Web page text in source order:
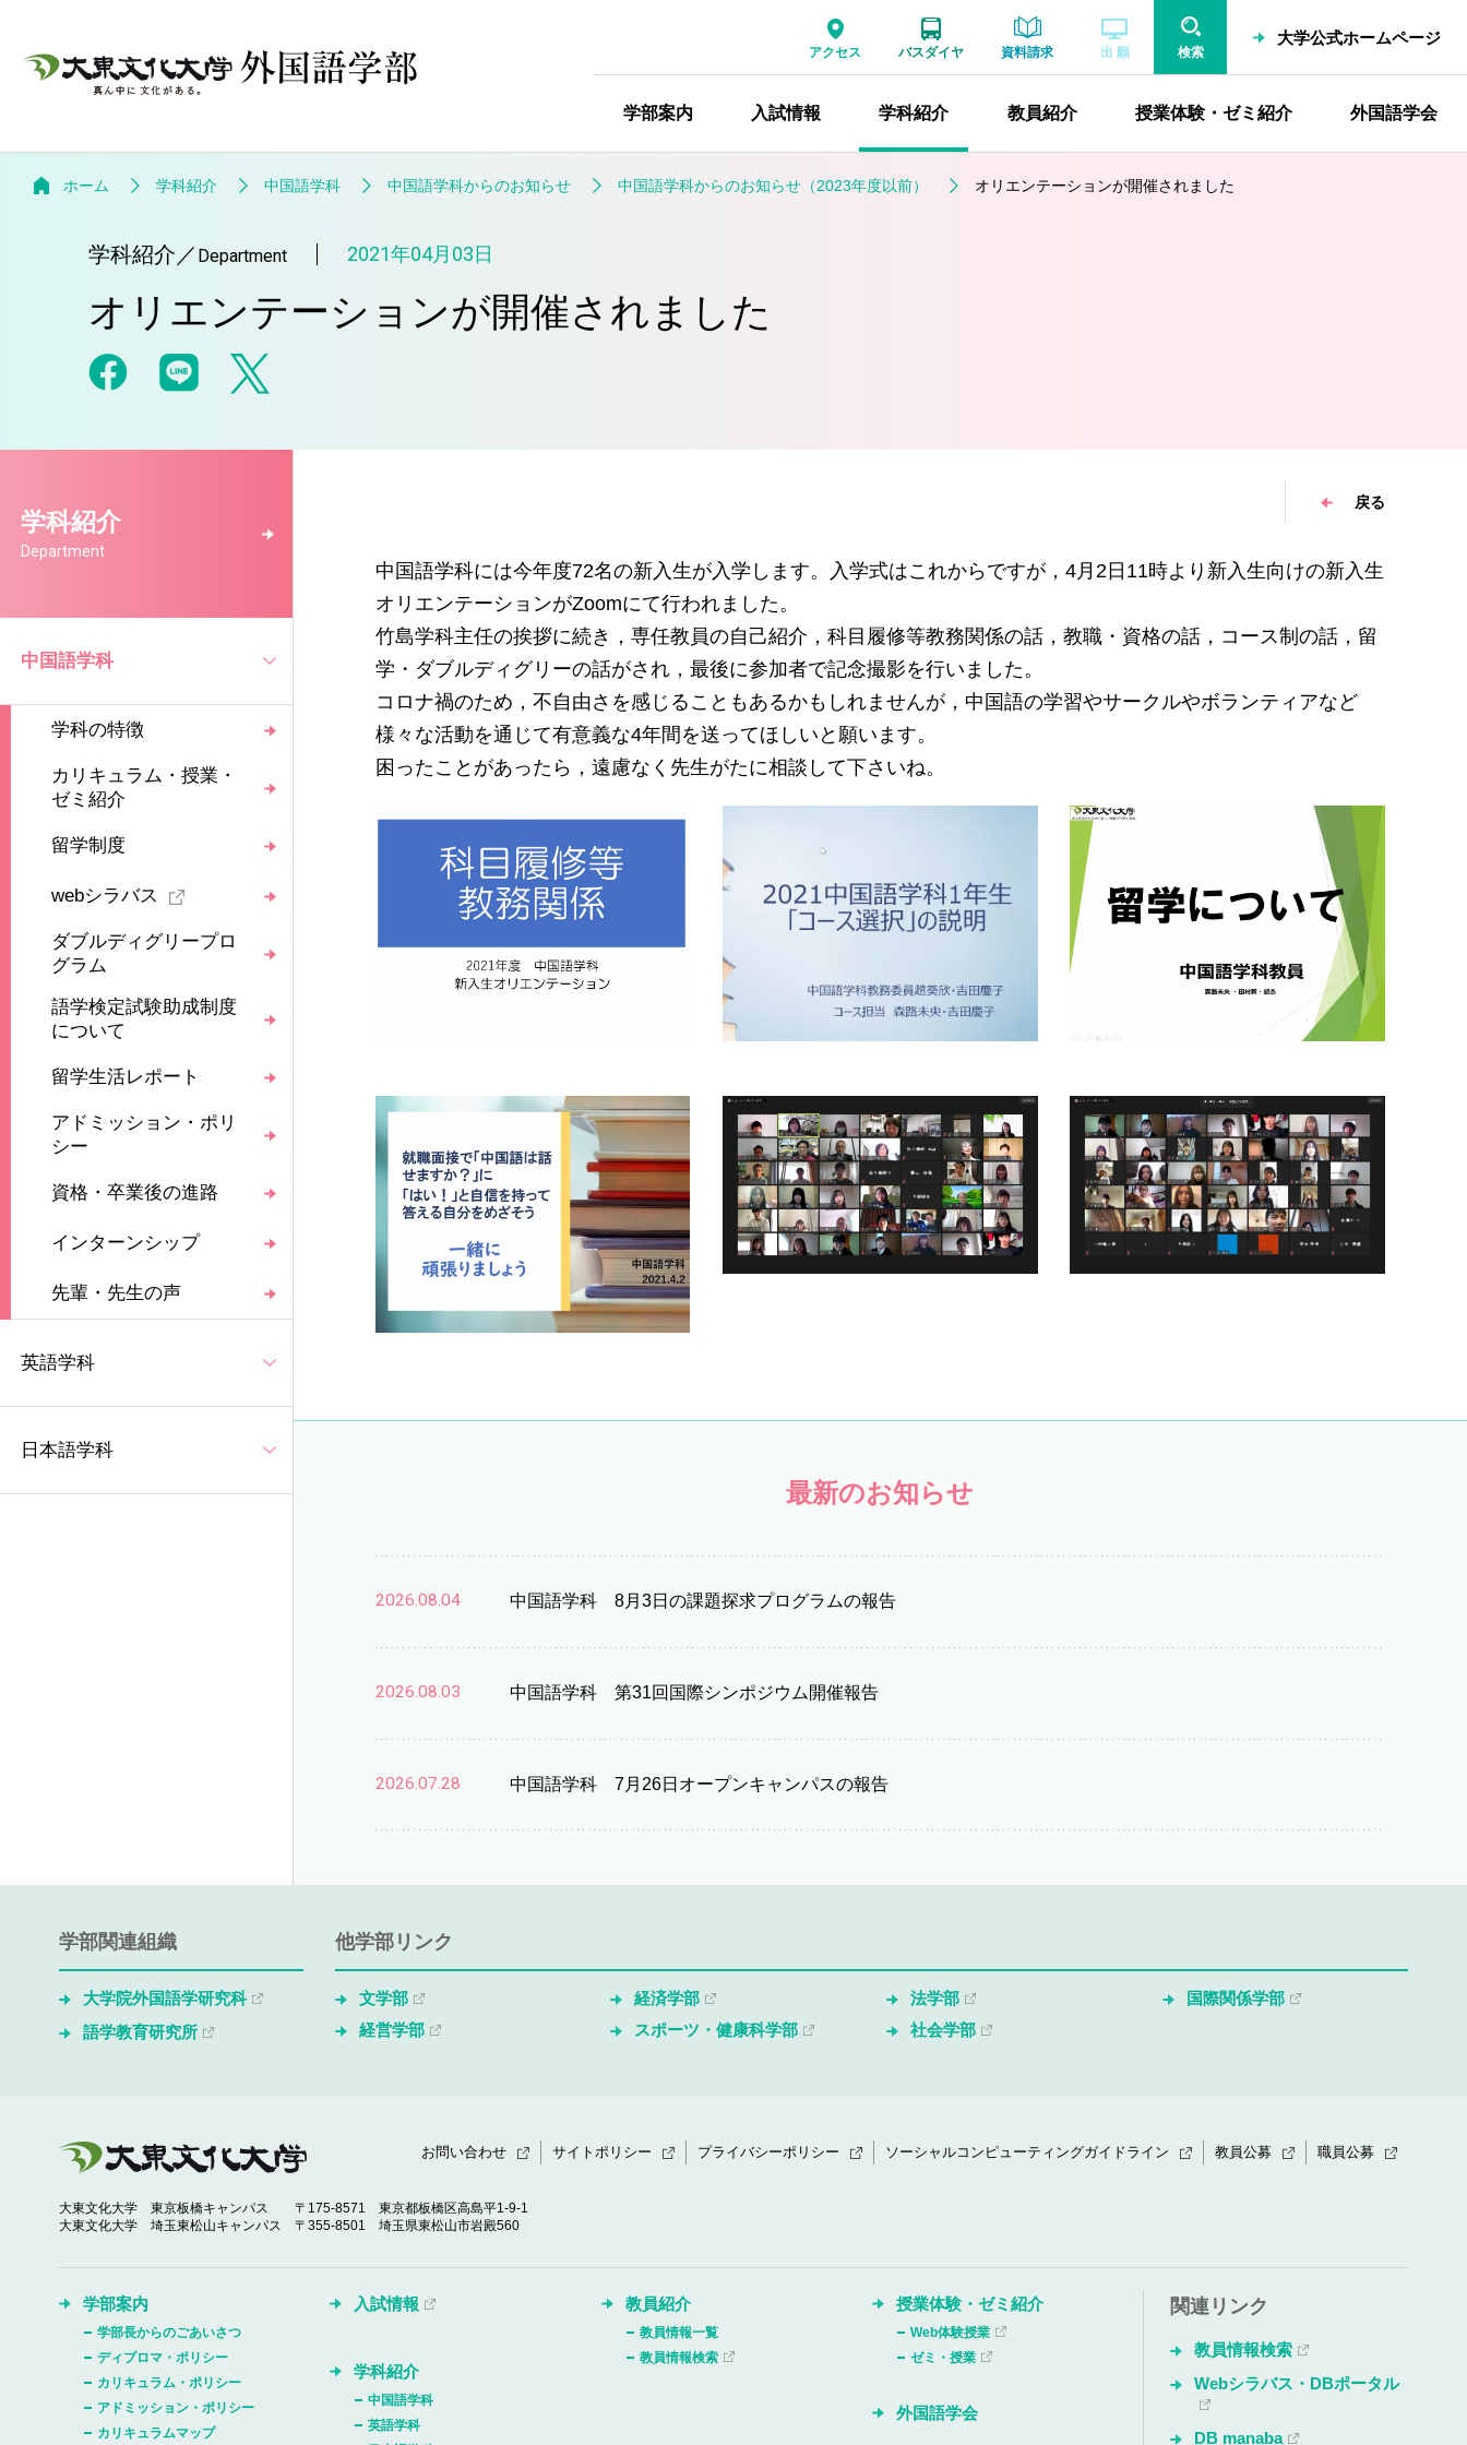
アクセス バスダイヤ 資料請求 出 願 検索
大学公式ホームページ
学部案内 入試情報 学科紹介 教員紹介 授業体験・ゼミ紹介 外国語学会
ホーム 学科紹介 中国語学科 中国語学科からのお知らせ 中国語学科からのお知らせ（2023年度以前） オリエンテーションが開催されました
学科紹介 ／ Department 2021年04月03日
オリエンテーションが開催されました
学科紹介
Department
中国語学科
学科の特徴
カリキュラム・授業・
ゼミ紹介
留学制度
webシラバス
ダブルディグリープロ
グラム
語学検定試験助成制度
について
留学生活レポート
アドミッション・ポリ
シー
資格・卒業後の進路
インターンシップ
先輩・先生の声
英語学科
日本語学科
戻る
中国語学科には今年度72名の新入生が入学します。入学式はこれからですが，4月2日11時より新入生向けの新入生
オリエンテーションがZoomにて行われました。
竹島学科主任の挨拶に続き，専任教員の自己紹介，科目履修等教務関係の話，教職・資格の話，コース制の話，留
学・ダブルディグリーの話がされ，最後に参加者で記念撮影を行いました。
コロナ禍のため，不自由さを感じることもあるかもしれませんが，中国語の学習やサークルやボランティアなど
様々な活動を通じて有意義な4年間を送ってほしいと願います。
困ったことがあったら，遠慮なく先生がたに相談して下さいね。
最新のお知らせ
2026.08.04 中国語学科 8月3日の課題探求プログラムの報告
2026.08.03 中国語学科 第31回国際シンポジウム開催報告
2026.07.28 中国語学科 7月26日オープンキャンパスの報告
学部関連組織
大学院外国語学研究科
語学教育研究所
他学部リンク
文学部 経済学部 法学部
国際関係学部
経営学部
スポーツ・健康科学部 社会学部
大東文化大学 東京板橋キャンパス
〒175-8571 東京都板橋区高島平1-9-1
大東文化大学 埼玉東松山キャンパス
〒355-8501 埼玉県東松山市岩殿560
お問い合わせ サイトポリシー プライバシーポリシー ソーシャルコンピューティングガイドライン 教員公募 職員公募
学部案内
学部長からのごあいさつ
ディプロマ・ポリシー
カリキュラム・ポリシー
アドミッション・ポリシー
カリキュラムマップ
入試情報
学科紹介
中国語学科
英語学科
教員紹介
教員情報一覧
教員情報検索
授業体験・ゼミ紹介
Web体験授業
ゼミ・授業
外国語学会
関連リンク
教員情報検索
Webシラバス・DBポータル
DB manaba